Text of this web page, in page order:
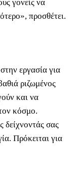
γονείς να
προσθέτει.
εργασία για
ριζωμένος
και να
κόσμο.
δείχνοντάς σας
Πρόκειται για